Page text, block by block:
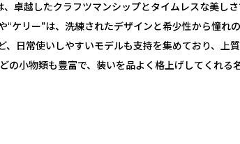
卓越したクラフツマンシップとタイムレスな美し
“ケリー”は、洗練されたデザインと希少性から憧れ
、日常使いしやすいモデルも支持を集めており、上
小物類も豊富で、装いを品よく格上げしてくれる